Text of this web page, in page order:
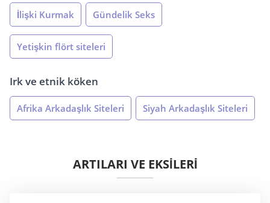
İlişki Kurmak Gündelik Seks
Yetişkin flört siteleri
Irk ve etnik köken
Afrika Arkadaşlık Siteleri Siyah Arkadaşlık Siteleri
ARTILARI VE EKSİLERİ